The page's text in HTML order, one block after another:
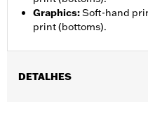
Graphics:Soft-hand
print (bottoms).
DETALHES